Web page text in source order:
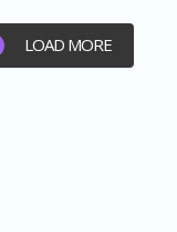
LOAD MORE